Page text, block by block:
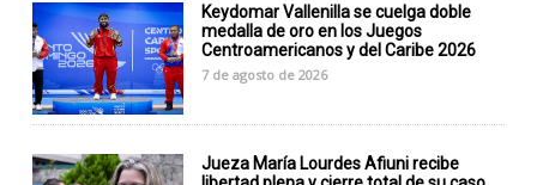
Keydomar Vallenilla se cuelga doble
medalla de oro en los Juegos
Centroamericanos y del Caribe 2026
7 de agosto de 2026
Jueza María Lourdes Afiuni recibe